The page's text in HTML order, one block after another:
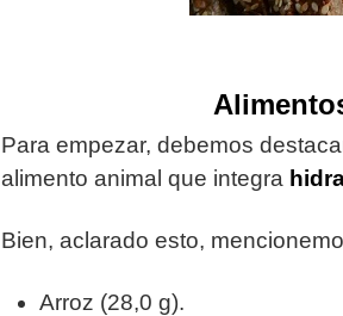
Para empezar, debemos
alimento animal que integra
Bien, aclarado esto,
Arroz (28,0 g).